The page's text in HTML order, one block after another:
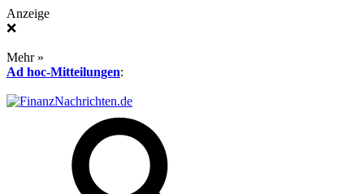
Anzeige
❌
Mehr »
Ad hoc-Mitteilungen: